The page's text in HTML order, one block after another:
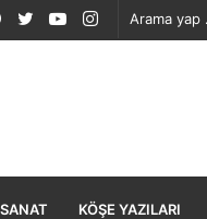
Instagram
YouTube
Twitter
Facebook
KÖŞE YAZILARI